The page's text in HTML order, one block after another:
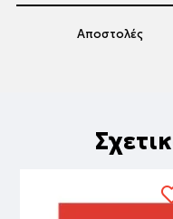
Αποστολές